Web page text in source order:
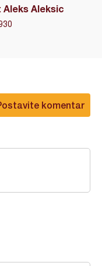
Aleks Aleksic
komentar